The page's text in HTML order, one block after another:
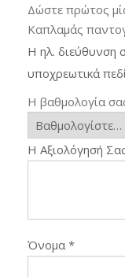
Δώστε πρώτος
Καπλαμάς
Η ηλ. διεύθυνση
υποχρεωτικά
Η βαθμολογία
Η Αξιολόγησή
Όνομα *